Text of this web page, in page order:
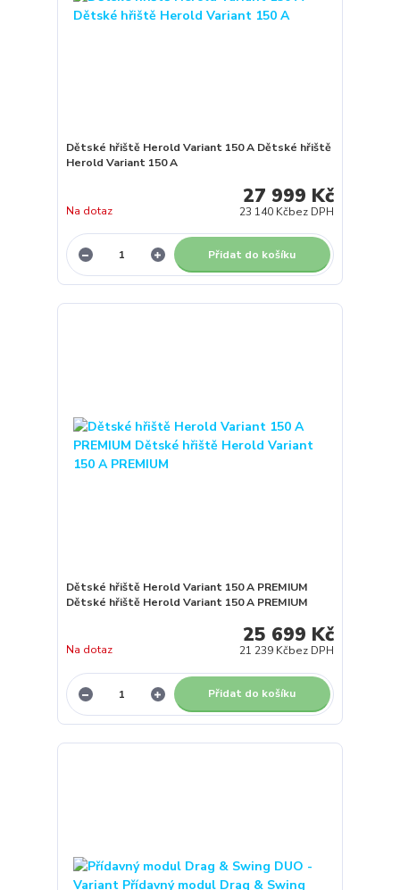
Dětské hřiště Herold Variant 150 A Dětské hřiště
Herold Variant 150 A
27 999 Kč
23 140 Kčbez DPH
Na dotaz
Přidat do košíku
Dětské hřiště Herold Variant 150 A PREMIUM
Dětské hřiště Herold Variant 150 A PREMIUM
25 699 Kč
21 239 Kčbez DPH
Na dotaz
Přidat do košíku